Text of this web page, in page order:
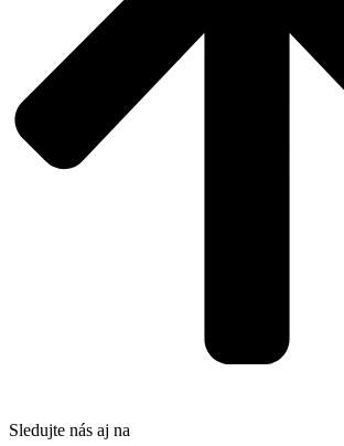
Sledujte nás aj na